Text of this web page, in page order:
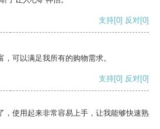
支持[0] 反对[0]
可以满足我所有的购物需求。
支持[0] 反对[0]
，使用起来非常容易上手，让我能够快速熟